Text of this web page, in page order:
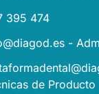
395 474
-
de Producto